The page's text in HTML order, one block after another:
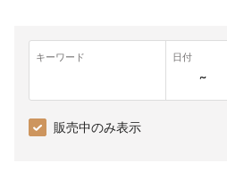
キーワード 日付
~
販売中のみ表示